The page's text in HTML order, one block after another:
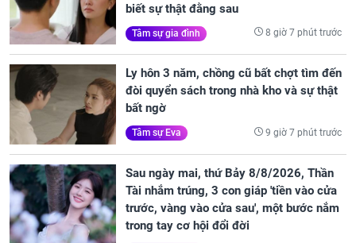
biết sự thật đằng sau
Tâm sự gia đình 8 giờ 7 phút trước
Ly hôn 3 năm, chồng cũ bất chợt tìm đến
đòi quyển sách trong nhà kho và sự thật
bất ngờ
Tâm sự Eva 9 giờ 7 phút trước
Sau ngày mai, thứ Bảy 8/8/2026, Thần
Tài nhắm trúng, 3 con giáp 'tiền vào cửa
trước, vàng vào cửa sau', một bước nắm
trong tay cơ hội đổi đời